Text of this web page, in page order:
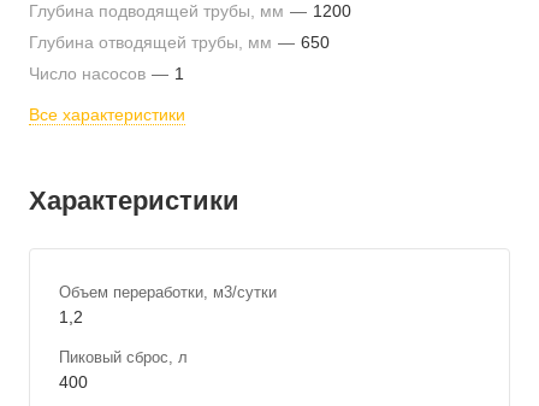
Глубина подводящей трубы, мм — 1200
Глубина отводящей трубы, мм — 650
Число насосов — 1
Все характеристики
Характеристики
Объем переработки, м3/сутки
1,2
Пиковый сброс, л
400